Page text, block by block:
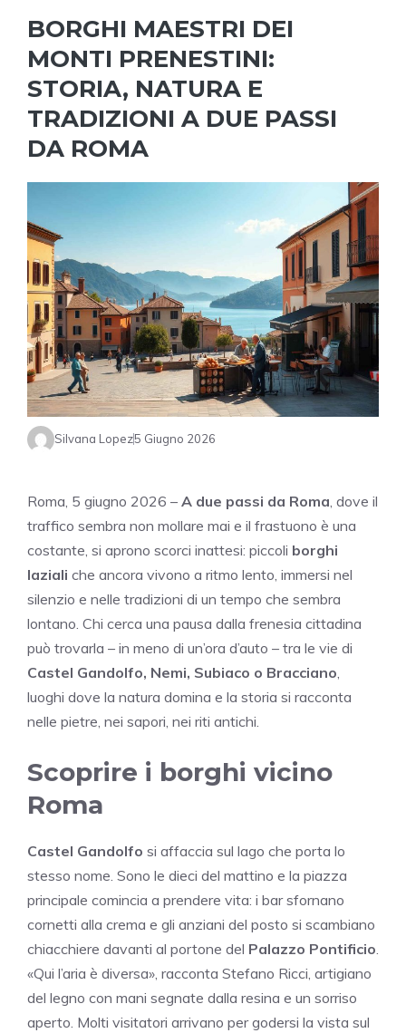
BORGHI MAESTRI DEI
MONTI PRENESTINI:
STORIA, NATURA E
TRADIZIONI A DUE PASSI
DA ROMA
Silvana Lopez5 Giugno 2026
Roma, 5 giugno 2026 – A due passi da Roma , dove il
traffico sembra non mollare mai e il frastuono è una
costante, si aprono scorci inattesi: piccoli borghi
laziali che ancora vivono a ritmo lento, immersi nel
silenzio e nelle tradizioni di un tempo che sembra
lontano. Chi cerca una pausa dalla frenesia cittadina
può trovarla – in meno di un’ora d’auto – tra le vie di
Castel Gandolfo, Nemi, Subiaco o Bracciano
luoghi dove la natura domina e la storia si racconta
nelle pietre, nei sapori, nei riti antichi.
Scoprire i borghi vicino
Roma
Castel Gandolfo si affaccia sul lago che porta lo
stesso nome. Sono le dieci del mattino e la piazza
principale comincia a prendere vita: i bar sfornano
cornetti alla crema e gli anziani del posto si scambiano
chiacchiere davanti al portone del Palazzo Pontificio
«Qui l’aria è diversa», racconta Stefano Ricci, artigiano
del legno con mani segnate dalla resina e un sorriso
aperto. Molti visitatori arrivano per godersi la vista sul